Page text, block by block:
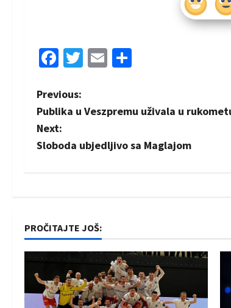
Facebook
Twitter
Email
P
o
s
a
v
i
g
Previous:
Publika u Veszpremu uživala u
Next:
Sloboda ubjedljivo sa Maglajom
PROČITAJTE JOŠ: